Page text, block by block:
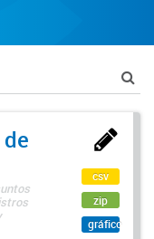
csv
zip
gráfico